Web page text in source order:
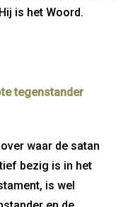
is het Woord.
tegenstander
waar de satan
bezig is in het
is wel